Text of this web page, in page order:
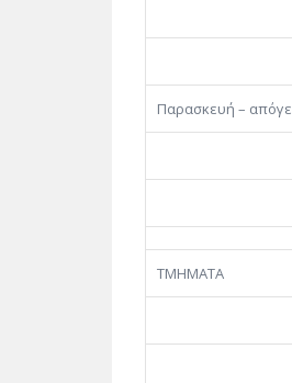
Παρασκευή –
ΤΜΗΜΑΤΑ